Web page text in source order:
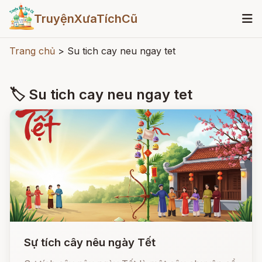
TruyệnXưaTíchCũ
Trang chủ > Su tich cay neu ngay tet
🏷 Su tich cay neu ngay tet
Sự tích cây nêu ngày Tết